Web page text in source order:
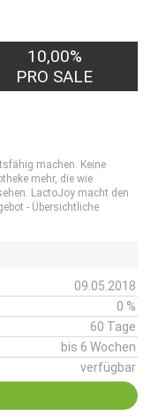
10,00%
PRO SALE
machen. Keine
mehr, die wie
LactoJoy macht den
- Übersichtliche
09.05.2018
0 %
60 Tage
bis 6 Wochen
verfügbar